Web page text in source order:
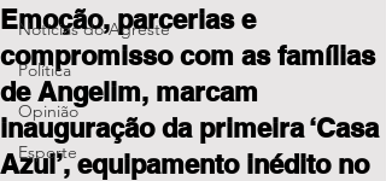
Notícias do Agreste
Política
Opinião
Esporte
Emoção, parcerias e
compromisso com as famílias
de Angelim, marcam
inauguração da primeira ‘Casa
Azul’, equipamento inédito no